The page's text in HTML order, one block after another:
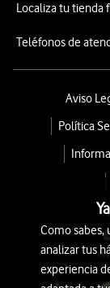
Localiza tu tienda
Teléfonos de
Aviso
Política
Como sabes,
analizar tus
experiencia